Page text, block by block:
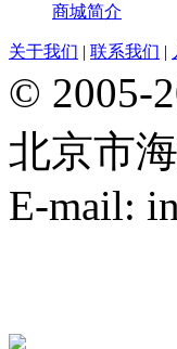
商城简介
关于我们 | 联系我们 |
© 2005-
北京市
E-mail: